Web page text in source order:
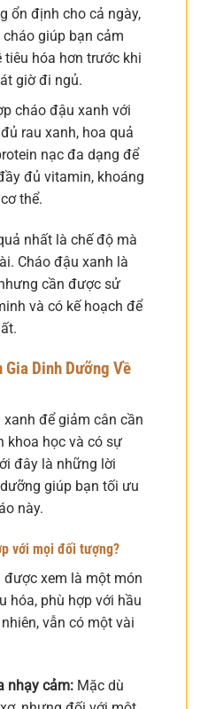
ổn định cho cả ngày,
giúp bạn cảm
tiêu hóa hơn trước khi
giờ đi ngủ.
cháo đậu xanh với
rau xanh, hoa quả
nạc đa dạng để
đủ vitamin, khoáng
thể.
nhất là chế độ mà
Cháo đậu xanh là
cần được sử
và có kế hoạch để
Gia Dinh Dưỡng Về
để giảm cân cần
khoa học và có sự
đây là những lời
giúp bạn tối ưu
này.
với mọi đối tượng?
xem là một món
hóa, phù hợp với hầu
vẫn có một vài
nhạy cảm:Mặc dù